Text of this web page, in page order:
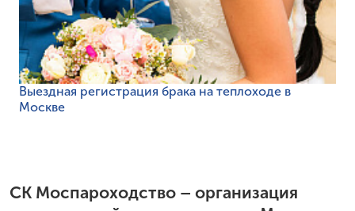
Выездная регистрация брака на теплоходе в
Москве
СК Моспароходство – организация